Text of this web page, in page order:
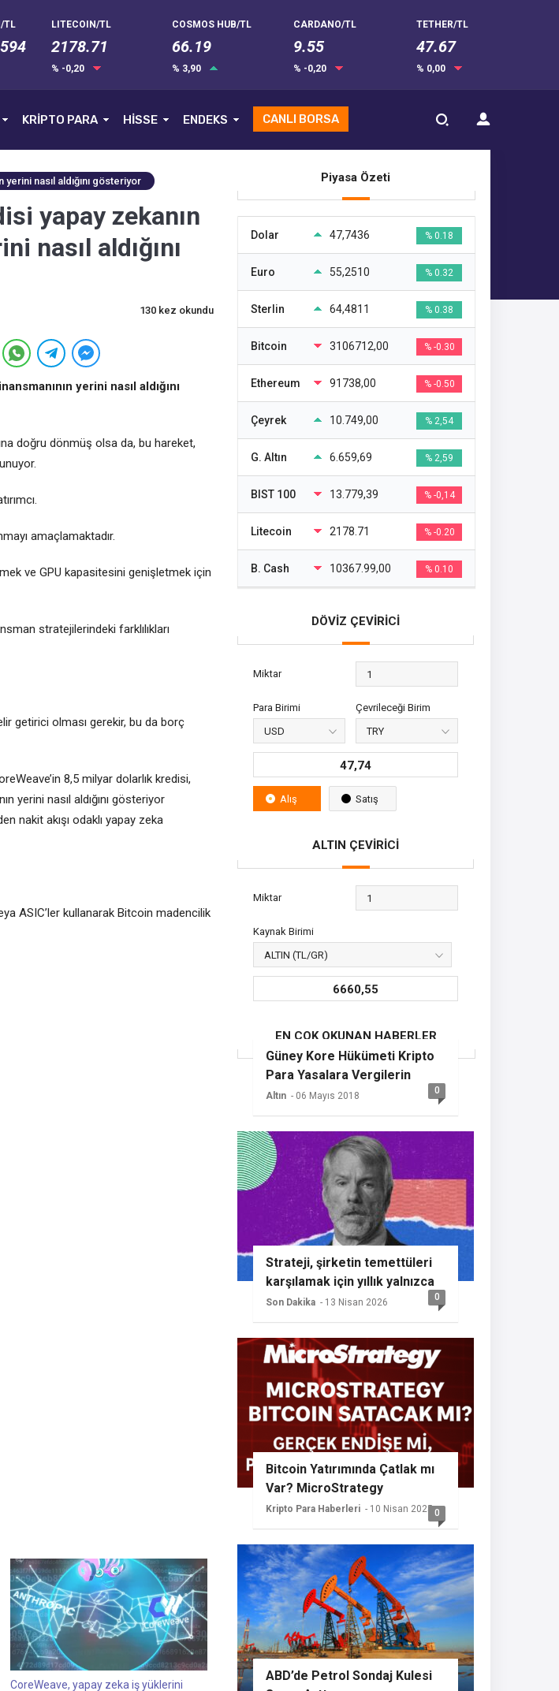
TL LITECOIN/TL
2178.71
% -0,20
COSMOS HUB/TL
66.19
% 3,90
CARDANO/TL
9.55
% -0,20
TETHER/TL
47.67
% 0,00
KRİPTO PARA HİSSE ENDEKS CANLI BORSA
nasıl aldığını gösteriyor
yapay zekanın
nasıl aldığını
130 kez okundu
yerini nasıl aldığını
doğru dönmüş olsa da, bu hareket,
amaçlamaktadır.
ve GPU kapasitesini genişletmek için
stratejilerindeki farklılıkları
getirici olması gerekir, bu da borç
8,5 milyar dolarlık kredisi,
yerini nasıl aldığını gösteriyor
nakit akışı odaklı yapay zeka
ASIC’ler kullanarak Bitcoin madencilik
CoreWeave, yapay zeka iş yüklerini
Piyasa Özeti
Dolar 47,7436 % 0.18
Euro 55,2510 % 0.32
Sterlin 64,4811 % 0.38
Bitcoin 3106712,00 % -0.30
Ethereum 91738,00 % -0.50
Çeyrek 10.749,00 % 2,54
G. Altın 6.659,69 % 2,59
BIST 100 13.779,39 % -0,14
Litecoin 2178.71 % -0.20
B. Cash 10367.99,00 % 0.10
DÖVİZ ÇEVİRİCİ
Miktar
Para Birimi Çevrileceği Birim
47,74
Alış Satış
ALTIN ÇEVİRİCİ
Miktar
Kaynak Birimi
6660,55
EN ÇOK OKUNAN HABERLER
Güney Kore Hükümeti Kripto
Para Yasalara Vergilerin
Getireceğini Açıkladı
Altın - 06 Mayıs 2018 0
Strateji, şirketin temettüleri
karşılamak için yıllık yalnızca
%2 BTC büyümesine ihtiyaç
duyması nedeniyle başka bir
Bitcoin alımının sinyalini
veriyor
Son Dakika - 13 Nisan 2026 0
Bitcoin Yatırımında Çatlak mı
Var? MicroStrategy
Sessizliğini Koruyor
Kripto Para Haberleri - 10 Nisan 20250
ABD’de Petrol Sondaj Kulesi